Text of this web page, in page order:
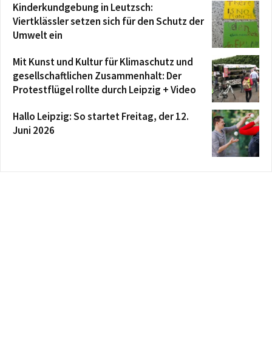
Kinderkundgebung in Leutzsch:
Viertklässler setzen sich für den Schutz der
Umwelt ein
Mit Kunst und Kultur für Klimaschutz und
gesellschaftlichen Zusammenhalt: Der
Protestflügel rollte durch Leipzig + Video
Hallo Leipzig: So startet Freitag, der 12.
Juni 2026